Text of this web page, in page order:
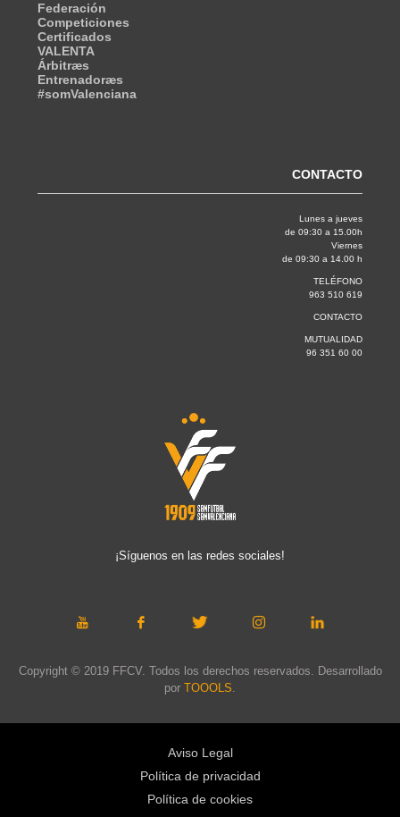
Federación
Competiciones
Certificados
VALENTA
Árbitræs
Entrenadoræs
#somValenciana
CONTACTO
Lunes a jueves
de 09:30 a 15.00h
Viernes
de 09:30 a 14.00 h
TELÉFONO
963 510 619
CONTACTO
MUTUALIDAD
96 351 60 00
¡Síguenos en las redes sociales!
Copyright © 2019 FFCV. Todos los derechos reservados. Desarrollado
por TOOOLS.
Aviso Legal
Política de privacidad
Política de cookies